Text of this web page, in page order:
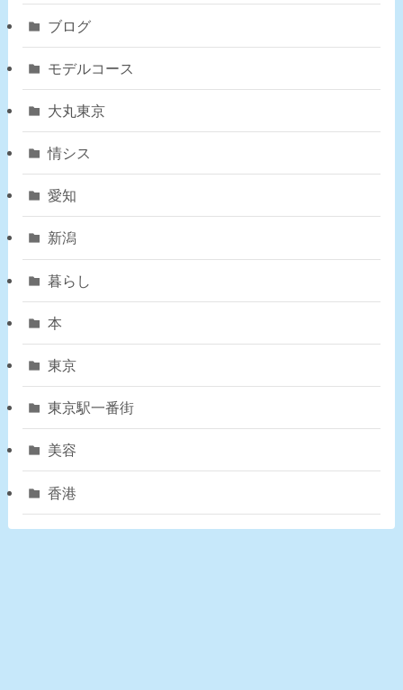
ブログ
モデルコース
大丸東京
情シス
愛知
新潟
暮らし
本
東京
東京駅一番街
美容
香港